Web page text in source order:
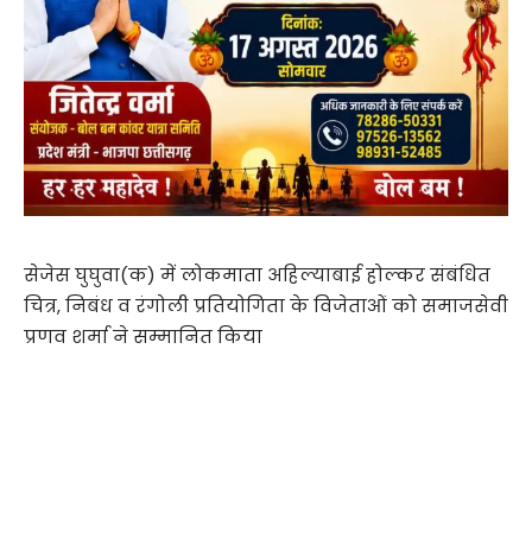
सेजेस घुघुवा(क) में लोकमाता अहिल्याबाई होल्कर संबंधित
चित्र, निबंध व रंगोली प्रतियोगिता के विजेताओं को समाजसेवी
प्रणव शर्मा ने सम्मानित किया